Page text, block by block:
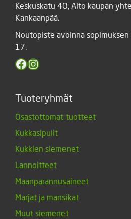
Keskuskatu 40, Aito kaupan
Kankaanpää.
Noutopiste avoinna
17.
Facebook
Instagram
Tuoteryhmät
Osastottomat tuotteet
Kukkasipulit
Kukkien siemenet
Lannoitteet
Maanparannusaineet
Marjat ja mansikat
Muut siemenet